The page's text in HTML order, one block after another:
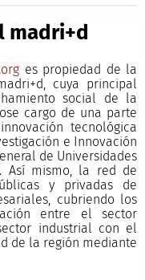
madri+d
es propiedad de la
cuya principal
social de la
cargo de una parte
tecnológica
e Innovación
de Universidades
Así mismo, la red de
y privadas de
cubriendo los
entre el sector
industrial con el
de la región mediante